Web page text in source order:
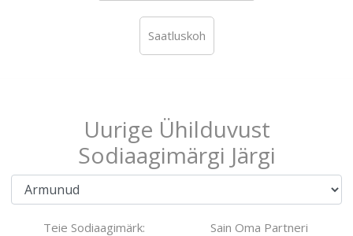
Saatluskoh
Uurige Ühilduvust
Sodiaagimärgi Järgi
Teie Sodiaagimärk:
Sain Oma Partneri